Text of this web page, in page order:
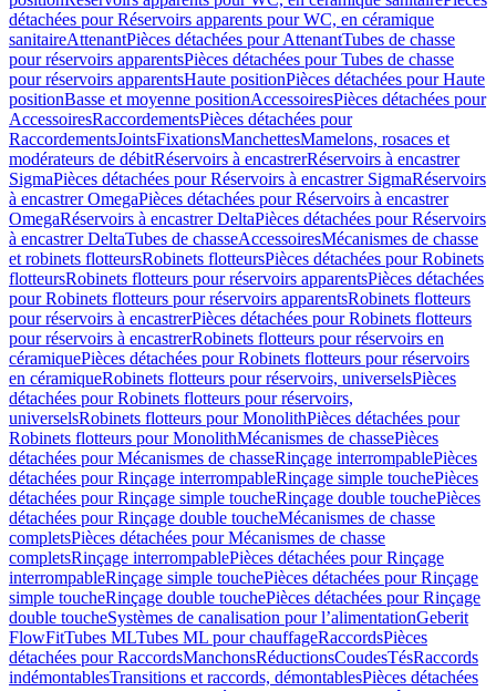
détachées pour Réservoirs apparents pour WC, en céramique
sanitaireAttenantPièces détachées pour AttenantTubes de chasse
pour réservoirs apparentsPièces détachées pour Tubes de chasse
pour réservoirs apparentsHaute positionPièces détachées pour Haute
positionBasse et moyenne positionAccessoiresPièces détachées pour
AccessoiresRaccordementsPièces détachées pour
RaccordementsJointsFixationsManchettesMamelons, rosaces et
modérateurs de débitRéservoirs à encastrerRéservoirs à encastrer
SigmaPièces détachées pour Réservoirs à encastrer SigmaRéservoirs
à encastrer OmegaPièces détachées pour Réservoirs à encastrer
OmegaRéservoirs à encastrer DeltaPièces détachées pour Réservoirs
à encastrer DeltaTubes de chasseAccessoiresMécanismes de chasse
et robinets flotteursRobinets flotteursPièces détachées pour Robinets
flotteursRobinets flotteurs pour réservoirs apparentsPièces détachées
pour Robinets flotteurs pour réservoirs apparentsRobinets flotteurs
pour réservoirs à encastrerPièces détachées pour Robinets flotteurs
pour réservoirs à encastrerRobinets flotteurs pour réservoirs en
céramiquePièces détachées pour Robinets flotteurs pour réservoirs
en céramiqueRobinets flotteurs pour réservoirs, universelsPièces
détachées pour Robinets flotteurs pour réservoirs,
universelsRobinets flotteurs pour MonolithPièces détachées pour
Robinets flotteurs pour MonolithMécanismes de chassePièces
détachées pour Mécanismes de chasseRinçage interrompablePièces
détachées pour Rinçage interrompableRinçage simple touchePièces
détachées pour Rinçage simple toucheRinçage double touchePièces
détachées pour Rinçage double toucheMécanismes de chasse
completsPièces détachées pour Mécanismes de chasse
completsRinçage interrompablePièces détachées pour Rinçage
interrompableRinçage simple touchePièces détachées pour Rinçage
simple toucheRinçage double touchePièces détachées pour Rinçage
double toucheSystèmes de canalisation pour l’alimentationGeberit
FlowFitTubes MLTubes ML pour chauffageRaccordsPièces
détachées pour RaccordsManchonsRéductionsCoudesTésRaccords
indémontablesTransitions et raccords, démontablesPièces détachées